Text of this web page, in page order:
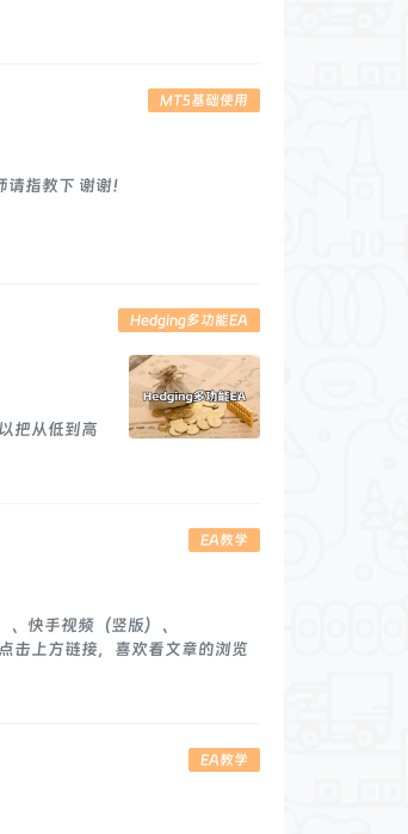
MT5基础使用
指教下 谢谢！
Hedging多功能EA
把从低到高
EA教学
快手视频（竖版）、
击上方链接，喜欢看文章的浏览
EA教学